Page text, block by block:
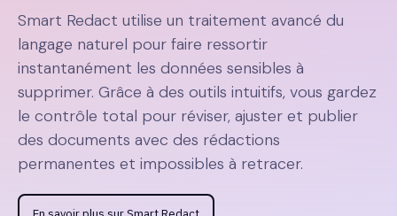
Smart Redact utilise un traitement avancé du
langage naturel pour faire ressortir
instantanément les données sensibles à
supprimer. Grâce à des outils intuitifs, vous gardez
le contrôle total pour réviser, ajuster et publier
des documents avec des rédactions
permanentes et impossibles à retracer.